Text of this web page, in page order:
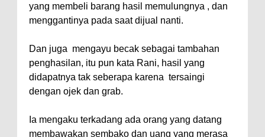
yang membeli barang hasil memulungnya , dan
menggantinya pada saat dijual nanti.
Dan juga mengayu becak sebagai tambahan
penghasilan, itu pun kata Rani, hasil yang
didapatnya tak seberapa karena tersaingi
dengan ojek dan grab.
Ia mengaku terkadang ada orang yang datang
membawakan sembako dan uang yang merasa